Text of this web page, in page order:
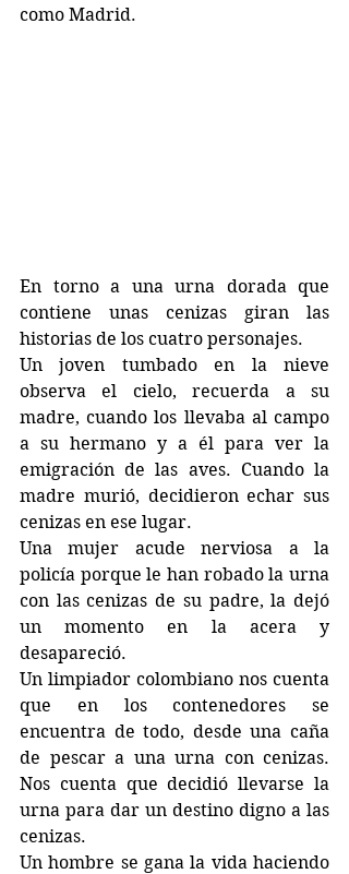
como Madrid.
En torno a una urna dorada que
contiene unas cenizas giran las
historias de los cuatro personajes.
Un joven tumbado en la nieve
observa el cielo, recuerda a su
madre, cuando los llevaba al campo
a su hermano y a él para ver la
emigración de las aves. Cuando la
madre murió, decidieron echar sus
cenizas en ese lugar.
Una mujer acude nerviosa a la
policía porque le han robado la urna
con las cenizas de su padre, la dejó
un momento en la acera y
desapareció.
Un limpiador colombiano nos cuenta
que en los contenedores se
encuentra de todo, desde una caña
de pescar a una urna con cenizas.
Nos cuenta que decidió llevarse la
urna para dar un destino digno a las
cenizas.
Un hombre se gana la vida haciendo